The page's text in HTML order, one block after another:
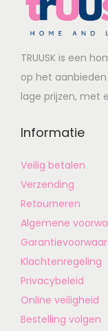
TRUUSK is een
op het
lage prijzen, met
Informatie
Veilig betalen
Verzending
Retourneren
Algemene
Klachtenregeling
Privacybeleid
Online veiligheid
Bestelling volgen